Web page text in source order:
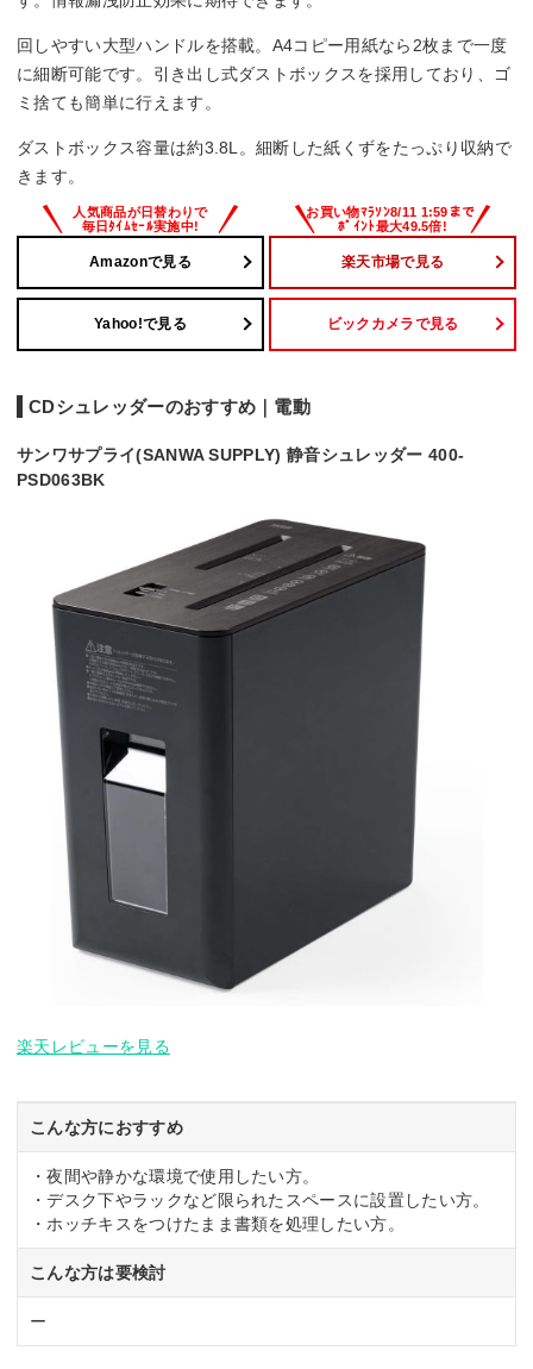
回しやすい大型ハンドルを搭載。A4コピー用紙なら2枚まで一度
に細断可能です。引き出し式ダストボックスを採用しており、ゴ
ミ捨ても簡単に行えます。
ダストボックス容量は約3.8L。細断した紙くずをたっぷり収納で
きます。
Amazonで見る 楽天市場で見る
Yahoo!で見る ビックカメラで見る
CDシュレッダーのおすすめ｜電動
サンワサプライ(SANWA SUPPLY) 静音シュレッダー 400-
PSD063BK
楽天レビューを見る
こんな方におすすめ
・夜間や静かな環境で使用したい方。
・デスク下やラックなど限られたスペースに設置したい方。
・ホッチキスをつけたまま書類を処理したい方。
こんな方は要検討
ー